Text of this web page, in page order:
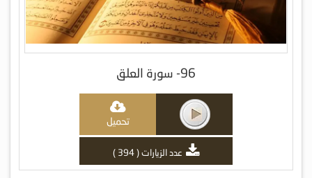
96- سورة العلق
تحميل
عدد الزيارات ( 394 )